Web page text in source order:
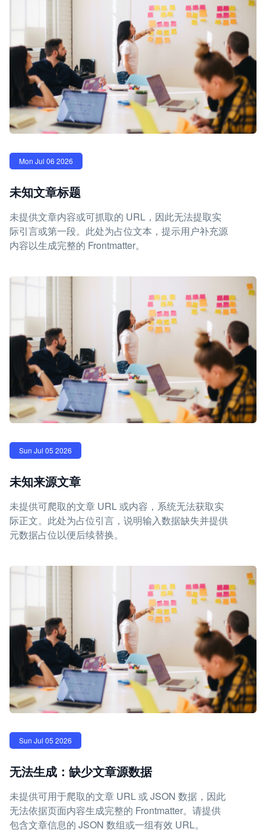
Mon Jul 06 2026
未知文章标题
未提供文章内容或可抓取的 URL，因此无法提取实
际引言或第一段。此处为占位文本，提示用户补充源
内容以生成完整的 Frontmatter。
Sun Jul 05 2026
未知来源文章
未提供可爬取的文章 URL 或内容，系统无法获取实
际正文。此处为占位引言，说明输入数据缺失并提供
元数据占位以便后续替换。
Sun Jul 05 2026
无法生成：缺少文章源数据
未提供可用于爬取的文章 URL 或 JSON 数据，因此
无法依据页面内容生成完整的 Frontmatter。请提供
包含文章信息的 JSON 数组或一组有效 URL。